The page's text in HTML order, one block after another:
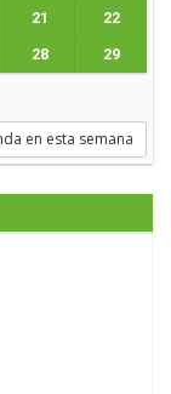
21 22
28 29
en esta semana